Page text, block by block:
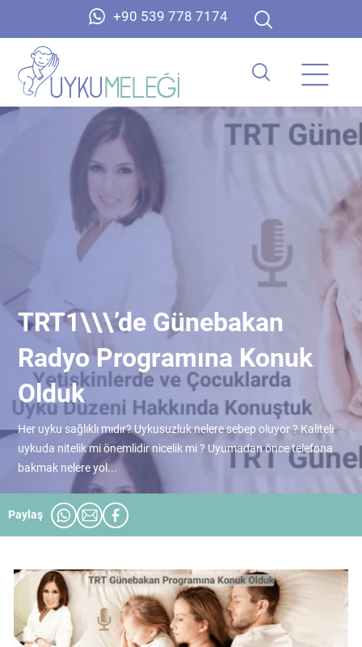
+90 539 778 7174
TRT1\\\’de Günebakan
Radyo Programına Konuk
Olduk
Her uyku sağlıklı mıdır? Uykusuzluk nelere sebep oluyor ? Kaliteli
uykuda nitelik mi önemlidir nicelik mi ? Uyumadan önce telefona
bakmak nelere yol...
Paylaş